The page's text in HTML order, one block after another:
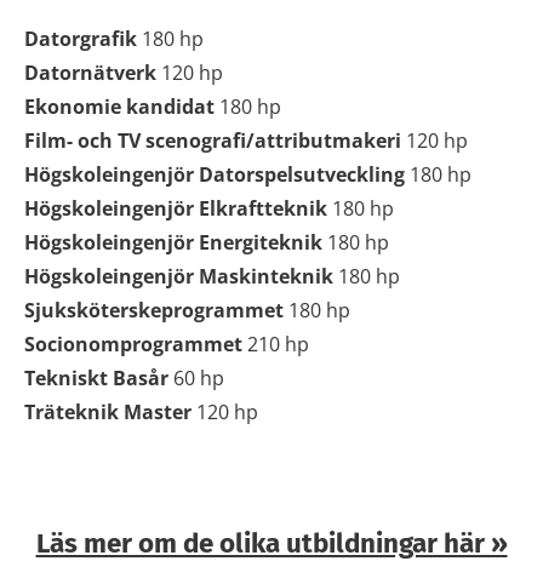
Datorgrafik 180 hp
Datornätverk 120 hp
Ekonomie kandidat 180 hp
Film- och TV scenografi/attributmakeri 120 hp
Högskoleingenjör Datorspelsutveckling 180 hp
Högskoleingenjör Elkraftteknik 180 hp
Högskoleingenjör Energiteknik 180 hp
Högskoleingenjör Maskinteknik 180 hp
Sjuksköterskeprogrammet 180 hp
Socionomprogrammet210 hp
Tekniskt Basår 60 hp
Träteknik Master 120 hp
Läs mer om de olika utbildningar här »